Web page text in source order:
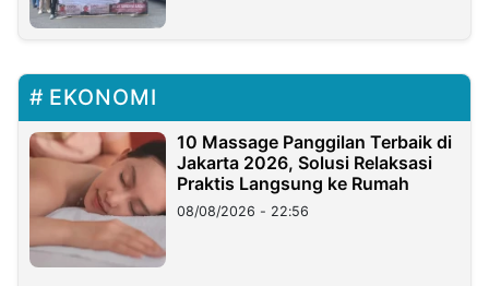
EKONOMI
10 Massage Panggilan Terbaik di
Jakarta 2026, Solusi Relaksasi
Praktis Langsung ke Rumah
08/08/2026 - 22:56